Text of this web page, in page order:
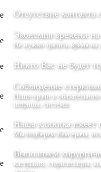
Отсутствие
Экономия времени
Не нужно тратить время
Никто Вас не будет
Соблюдение
Наши врачи в
шприцы, системы
Наша клиника имеет
Мы подберем Вам врача,
Выполняем
кастрация, стерилизация,